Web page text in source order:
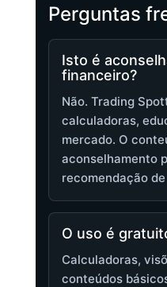
Perguntas
Isto é
financeiro?
Não. Trading
calculadoras,
mercado. O
aconselhamento
recomendação
O uso é
Calculadoras,
conteúdos